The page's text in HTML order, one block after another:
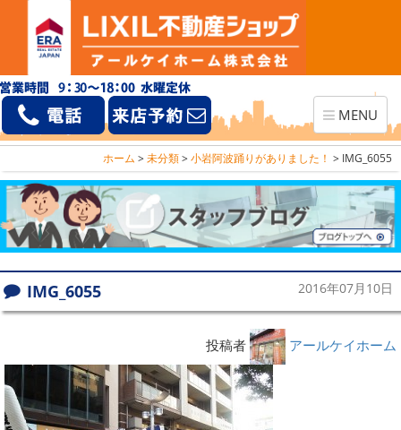
Toggle
navigation
MENU
ホーム >未分類>小岩阿波踊りがありました！ > IMG_6055
IMG_6055 2016年07月10日
投稿者 アールケイホーム